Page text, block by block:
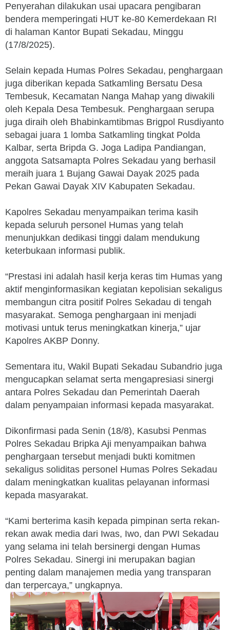
Penyerahan dilakukan usai upacara pengibaran
bendera memperingati HUT ke-80 Kemerdekaan RI
di halaman Kantor Bupati Sekadau, Minggu
(17/8/2025).
Selain kepada Humas Polres Sekadau, penghargaan
juga diberikan kepada Satkamling Bersatu Desa
Tembesuk, Kecamatan Nanga Mahap yang diwakili
oleh Kepala Desa Tembesuk. Penghargaan serupa
juga diraih oleh Bhabinkamtibmas Brigpol Rusdiyanto
sebagai juara 1 lomba Satkamling tingkat Polda
Kalbar, serta Bripda G. Joga Ladipa Pandiangan,
anggota Satsamapta Polres Sekadau yang berhasil
meraih juara 1 Bujang Gawai Dayak 2025 pada
Pekan Gawai Dayak XIV Kabupaten Sekadau.
Kapolres Sekadau menyampaikan terima kasih
kepada seluruh personel Humas yang telah
menunjukkan dedikasi tinggi dalam mendukung
keterbukaan informasi publik.
“Prestasi ini adalah hasil kerja keras tim Humas yang
aktif menginformasikan kegiatan kepolisian sekaligus
membangun citra positif Polres Sekadau di tengah
masyarakat. Semoga penghargaan ini menjadi
motivasi untuk terus meningkatkan kinerja,” ujar
Kapolres AKBP Donny.
Sementara itu, Wakil Bupati Sekadau Subandrio juga
mengucapkan selamat serta mengapresiasi sinergi
antara Polres Sekadau dan Pemerintah Daerah
dalam penyampaian informasi kepada masyarakat.
Dikonfirmasi pada Senin (18/8), Kasubsi Penmas
Polres Sekadau Bripka Aji menyampaikan bahwa
penghargaan tersebut menjadi bukti komitmen
sekaligus soliditas personel Humas Polres Sekadau
dalam meningkatkan kualitas pelayanan informasi
kepada masyarakat.
“Kami berterima kasih kepada pimpinan serta rekan-
rekan awak media dari Iwas, Iwo, dan PWI Sekadau
yang selama ini telah bersinergi dengan Humas
Polres Sekadau. Sinergi ini merupakan bagian
penting dalam manajemen media yang transparan
dan terpercaya,” ungkapnya.